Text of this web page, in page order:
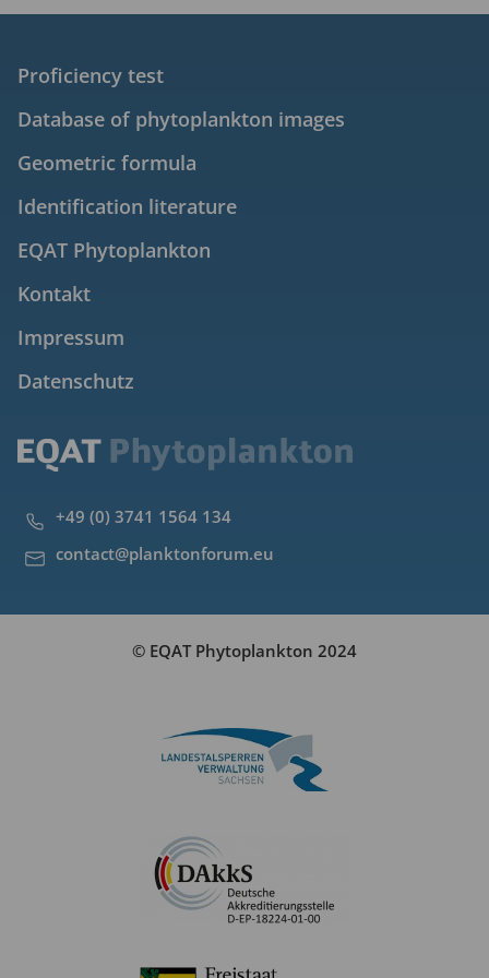
Proficiency test
Database of phytoplankton images
Geometric formula
Identification literature
EQAT Phytoplankton
Kontakt
Impressum
Datenschutz
+49 (0) 3741 1564 134
contact@planktonforum.eu
© EQAT Phytoplankton 2024